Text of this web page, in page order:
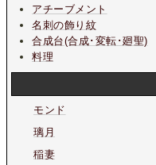
アチーブメント
名刺の飾り紋
合成台(合成･変転･廻聖)
料理
モンド
璃月
稲妻